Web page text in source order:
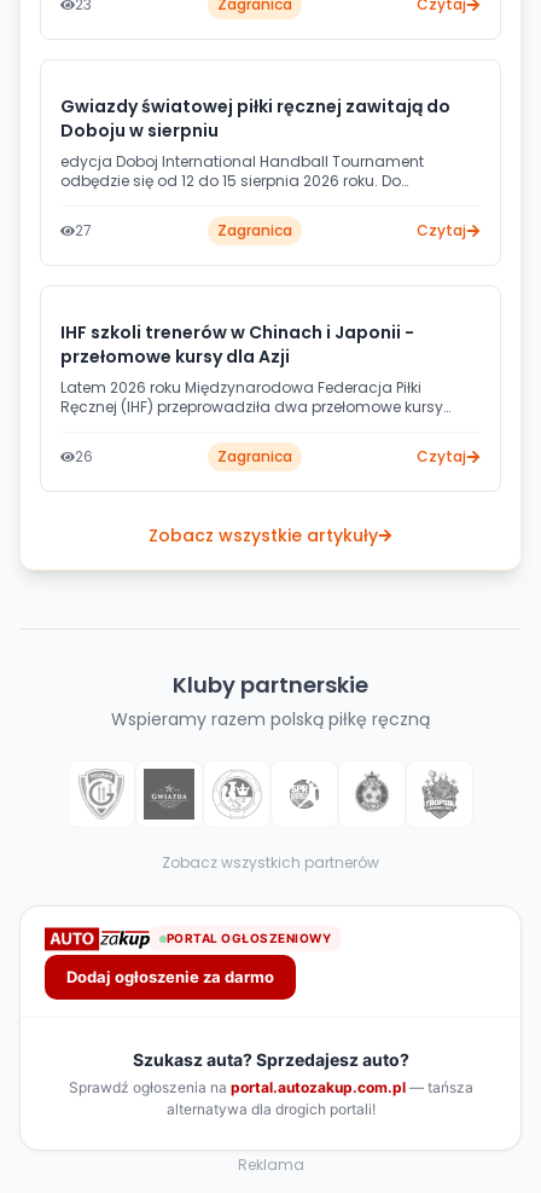
pucharowy z bezpośrednim wyłanianiem kolejnych
Gwiazdy światowej piłki ręcznej zawitają do
Doboju w sierpniu
edycja Doboj International Handball Tournament
odbędzie się od 12 do 15 sierpnia 2026 roku. Do
zdobywcy EHF European League, egipski gigant i
reprezentacja Kataru.
27 Zagranica Czytaj
IHF szkoli trenerów w Chinach i Japonii -
przełomowe kursy dla Azji
Latem 2026 roku Międzynarodowa Federacja Piłki
Ręcznej (IHF) przeprowadziła dwa przełomowe kursy
wyznaczył nowy poziom kształcenia szkoleniowców w
regionie i wpisuje się w szerszą strategię rozwoju piłki
26 Zagranica Czytaj
Zobacz wszystkie artykuły
Kluby partnerskie
Wspieramy razem polską piłkę ręczną
Zobacz wszystkich partnerów
Reklama